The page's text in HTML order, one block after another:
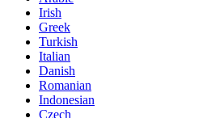
Irish
Greek
Turkish
Italian
Danish
Romanian
Indonesian
Czech